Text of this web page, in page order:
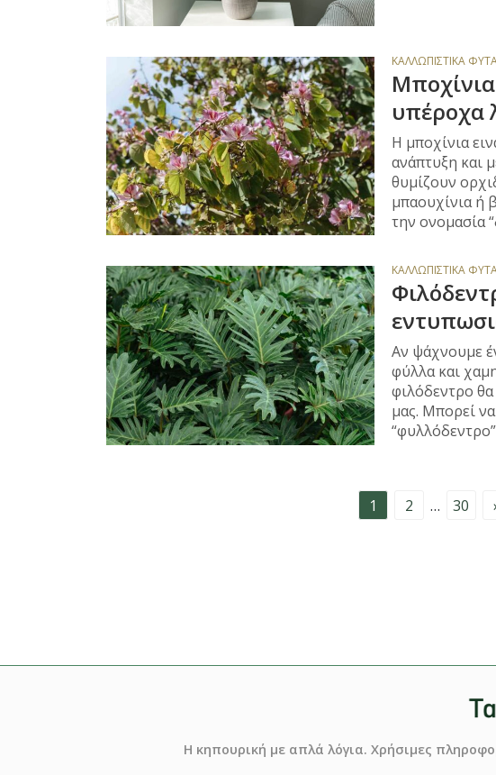
ΚΑΛΛΩΠΙΣΤΙΚΆ
υπέροχα
Η μποχίνια
ανάπτυξη και
θυμίζουν
μπαουχίνια ή
την ονομασία
ΚΑΛΛΩΠΙΣΤΙΚΆ
Αν ψάχνουμε
φύλλα και
φιλόδεντρο
μας. Μπορεί
1 2 … 30
Η κηπουρική με απλά λόγια. Χρήσιμες